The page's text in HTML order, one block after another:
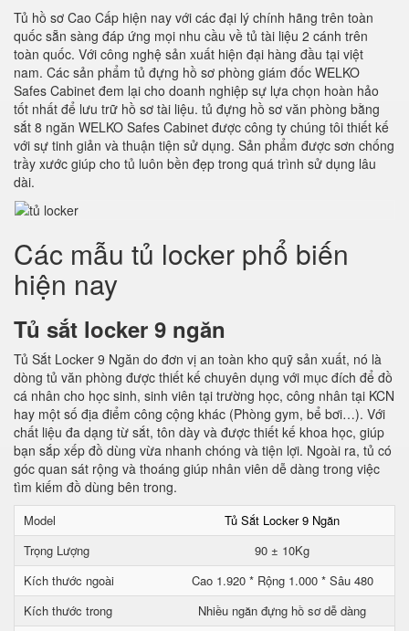
Tủ hồ sơ Cao Cấp hiện nay với các đại lý chính hãng trên toàn
quốc sẵn sàng đáp ứng mọi nhu cầu về tủ tài liệu 2 cánh trên
toàn quốc. Với công nghệ sản xuất hiện đại hàng đầu tại việt
nam. Các sản phẩm tủ đựng hồ sơ phòng giám đốc WELKO
Safes Cabinet đem lại cho doanh nghiệp sự lựa chọn hoàn hảo
tốt nhất để lưu trữ hồ sơ tài liệu. tủ đựng hồ sơ văn phòng bằng
sắt 8 ngăn WELKO Safes Cabinet được công ty chúng tôi thiết kế
với sự tinh giản và thuận tiện sử dụng. Sản phẩm được sơn chống
trầy xước giúp cho tủ luôn bền đẹp trong quá trình sử dụng lâu
dài.
Các mẫu tủ locker phổ biến
hiện nay
Tủ sắt locker 9 ngăn
Tủ Sắt Locker 9 Ngăn do đơn vị an toàn kho quỹ sản xuất, nó là
dòng tủ văn phòng được thiết kế chuyên dụng với mục đích để đồ
cá nhân cho học sinh, sinh viên tại trường học, công nhân tại KCN
hay một số địa điểm công cộng khác (Phòng gym, bể bơi…). Với
chất liệu đa dạng từ sắt, tôn dày và được thiết kế khoa học, giúp
bạn sắp xếp đồ dùng vừa nhanh chóng và tiện lợi. Ngoài ra, tủ có
góc quan sát rộng và thoáng giúp nhân viên dễ dàng trong việc
tìm kiếm đồ dùng bên trong.
Model
Tủ Sắt Locker 9 Ngăn
Trọng Lượng
90 ± 10Kg
Kích thước ngoài
Cao 1.920 * Rộng 1.000 * Sâu 480
Kích thước trong
Nhiều ngăn đựng hồ sơ dễ dàng